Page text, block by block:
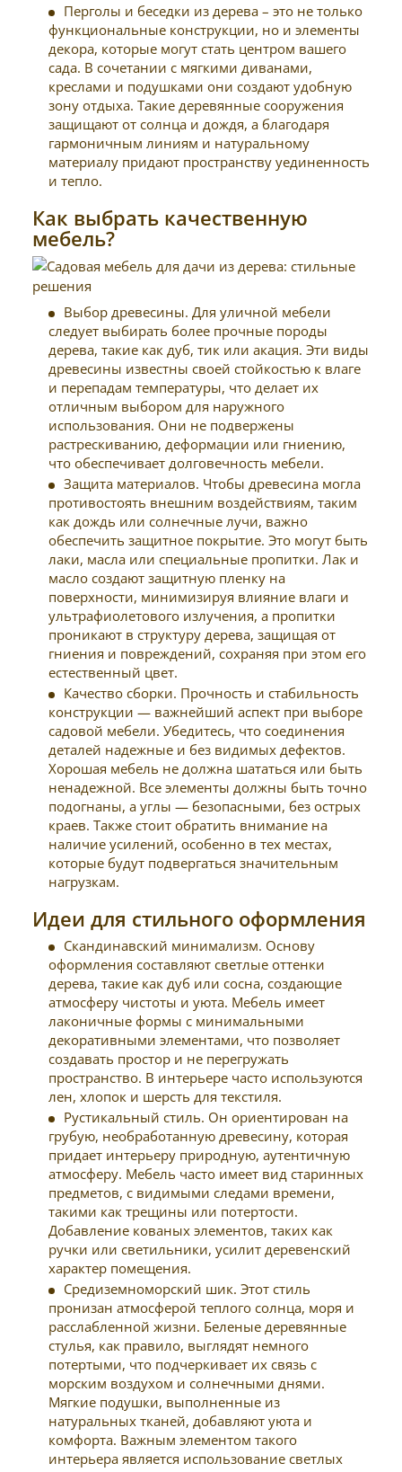
Перголы и беседки из дерева – это не только
функциональные конструкции, но и элементы
декора, которые могут стать центром вашего
сада. В сочетании с мягкими диванами,
креслами и подушками они создают удобную
зону отдыха. Такие деревянные сооружения
защищают от солнца и дождя, а благодаря
гармоничным линиям и натуральному
материалу придают пространству уединенность
и тепло.
Как выбрать качественную
мебель?
Выбор древесины. Для уличной мебели
следует выбирать более прочные породы
дерева, такие как дуб, тик или акация. Эти виды
древесины известны своей стойкостью к влаге
и перепадам температуры, что делает их
отличным выбором для наружного
использования. Они не подвержены
растрескиванию, деформации или гниению,
что обеспечивает долговечность мебели.
Защита материалов. Чтобы древесина могла
противостоять внешним воздействиям, таким
как дождь или солнечные лучи, важно
обеспечить защитное покрытие. Это могут быть
лаки, масла или специальные пропитки. Лак и
масло создают защитную пленку на
поверхности, минимизируя влияние влаги и
ультрафиолетового излучения, а пропитки
проникают в структуру дерева, защищая от
гниения и повреждений, сохраняя при этом его
естественный цвет.
Качество сборки. Прочность и стабильность
конструкции — важнейший аспект при выборе
садовой мебели. Убедитесь, что соединения
деталей надежные и без видимых дефектов.
Хорошая мебель не должна шататься или быть
ненадежной. Все элементы должны быть точно
подогнаны, а углы — безопасными, без острых
краев. Также стоит обратить внимание на
наличие усилений, особенно в тех местах,
которые будут подвергаться значительным
нагрузкам.
Идеи для стильного оформления
Скандинавский минимализм. Основу
оформления составляют светлые оттенки
дерева, такие как дуб или сосна, создающие
атмосферу чистоты и уюта. Мебель имеет
лаконичные формы с минимальными
декоративными элементами, что позволяет
создавать простор и не перегружать
пространство. В интерьере часто используются
лен, хлопок и шерсть для текстиля.
Рустикальный стиль. Он ориентирован на
грубую, необработанную древесину, которая
придает интерьеру природную, аутентичную
атмосферу. Мебель часто имеет вид старинных
предметов, с видимыми следами времени,
такими как трещины или потертости.
Добавление кованых элементов, таких как
ручки или светильники, усилит деревенский
характер помещения.
Средиземноморский шик. Этот стиль
пронизан атмосферой теплого солнца, моря и
расслабленной жизни. Беленые деревянные
стулья, как правило, выглядят немного
потертыми, что подчеркивает их связь с
морским воздухом и солнечными днями.
Мягкие подушки, выполненные из
натуральных тканей, добавляют уюта и
комфорта. Важным элементом такого
интерьера является использование светлых